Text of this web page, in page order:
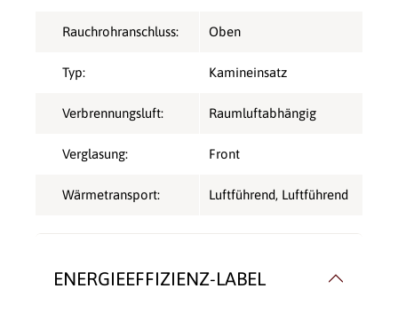
Rauchrohranschluss: Oben
Typ: Kamineinsatz
Verbrennungsluft: Raumluftabhängig
Verglasung: Front
Wärmetransport: Luftführend, Luftführend
ENERGIEEFFIZIENZ-LABEL